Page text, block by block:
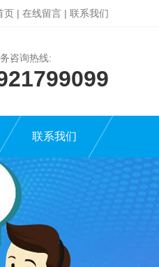
页 | 在线留言 | 联系我们
咨询热线:
联系我们